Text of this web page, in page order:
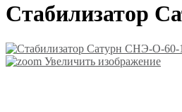
Стабилизатор
Увеличить изображение